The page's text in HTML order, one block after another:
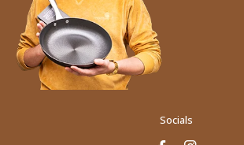
Socials